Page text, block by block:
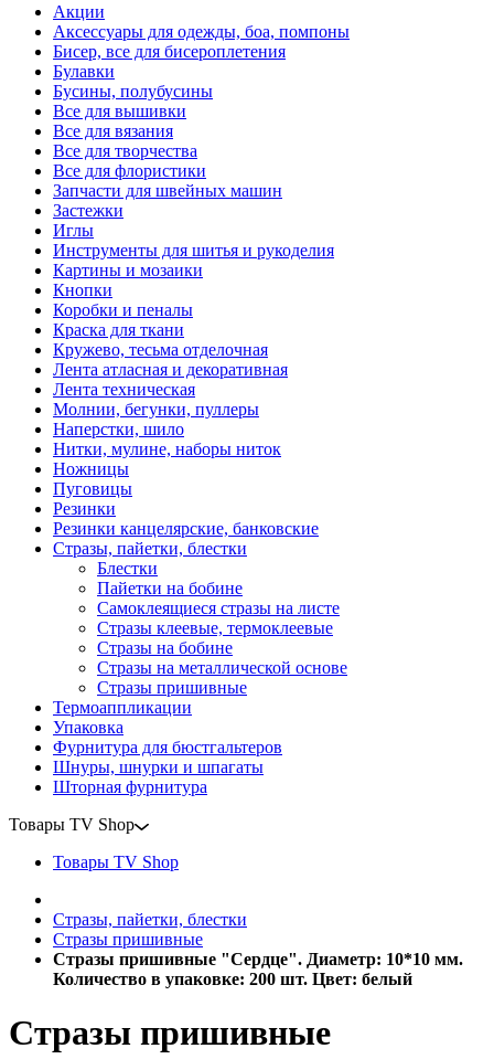
Акции
Аксессуары для одежды, боа, помпоны
Бисер, все для бисероплетения
Булавки
Бусины, полубусины
Все для вышивки
Все для вязания
Все для творчества
Все для флористики
Запчасти для швейных машин
Застежки
Иглы
Инструменты для шитья и рукоделия
Картины и мозаики
Кнопки
Коробки и пеналы
Краска для ткани
Кружево, тесьма отделочная
Лента атласная и декоративная
Лента техническая
Молнии, бегунки, пуллеры
Наперстки, шило
Нитки, мулине, наборы ниток
Ножницы
Пуговицы
Резинки
Резинки канцелярские, банковские
Стразы, пайетки, блестки
Блестки
Пайетки на бобине
Самоклеящиеся стразы на листе
Стразы клеевые, термоклеевые
Стразы на бобине
Стразы на металлической основе
Стразы пришивные
Термоаппликации
Упаковка
Фурнитура для бюстгальтеров
Шнуры, шнурки и шпагаты
Шторная фурнитура
Товары TV Shop
Товары TV Shop
Стразы, пайетки, блестки
Стразы пришивные
Стразы пришивные "Сердце". Диаметр: 10*10 мм.
Количество в упаковке: 200 шт. Цвет: белый
Стразы пришивные